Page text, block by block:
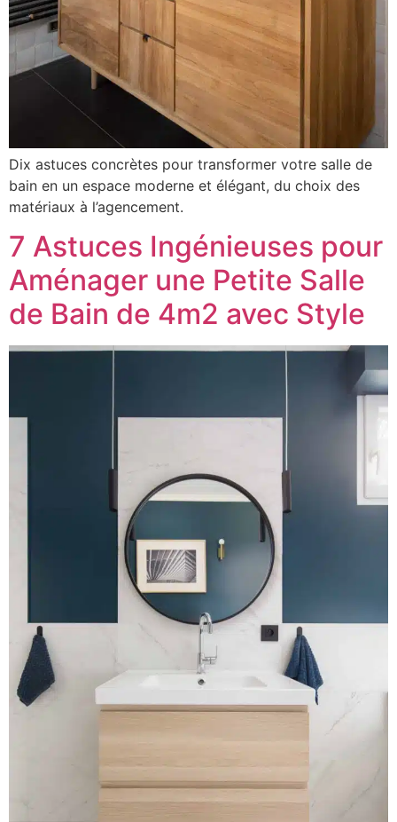
Dix astuces concrètes pour transformer votre salle de
bain en un espace moderne et élégant, du choix des
matériaux à l’agencement.
7 Astuces Ingénieuses pour
Aménager une Petite Salle
de Bain de 4m2 avec Style